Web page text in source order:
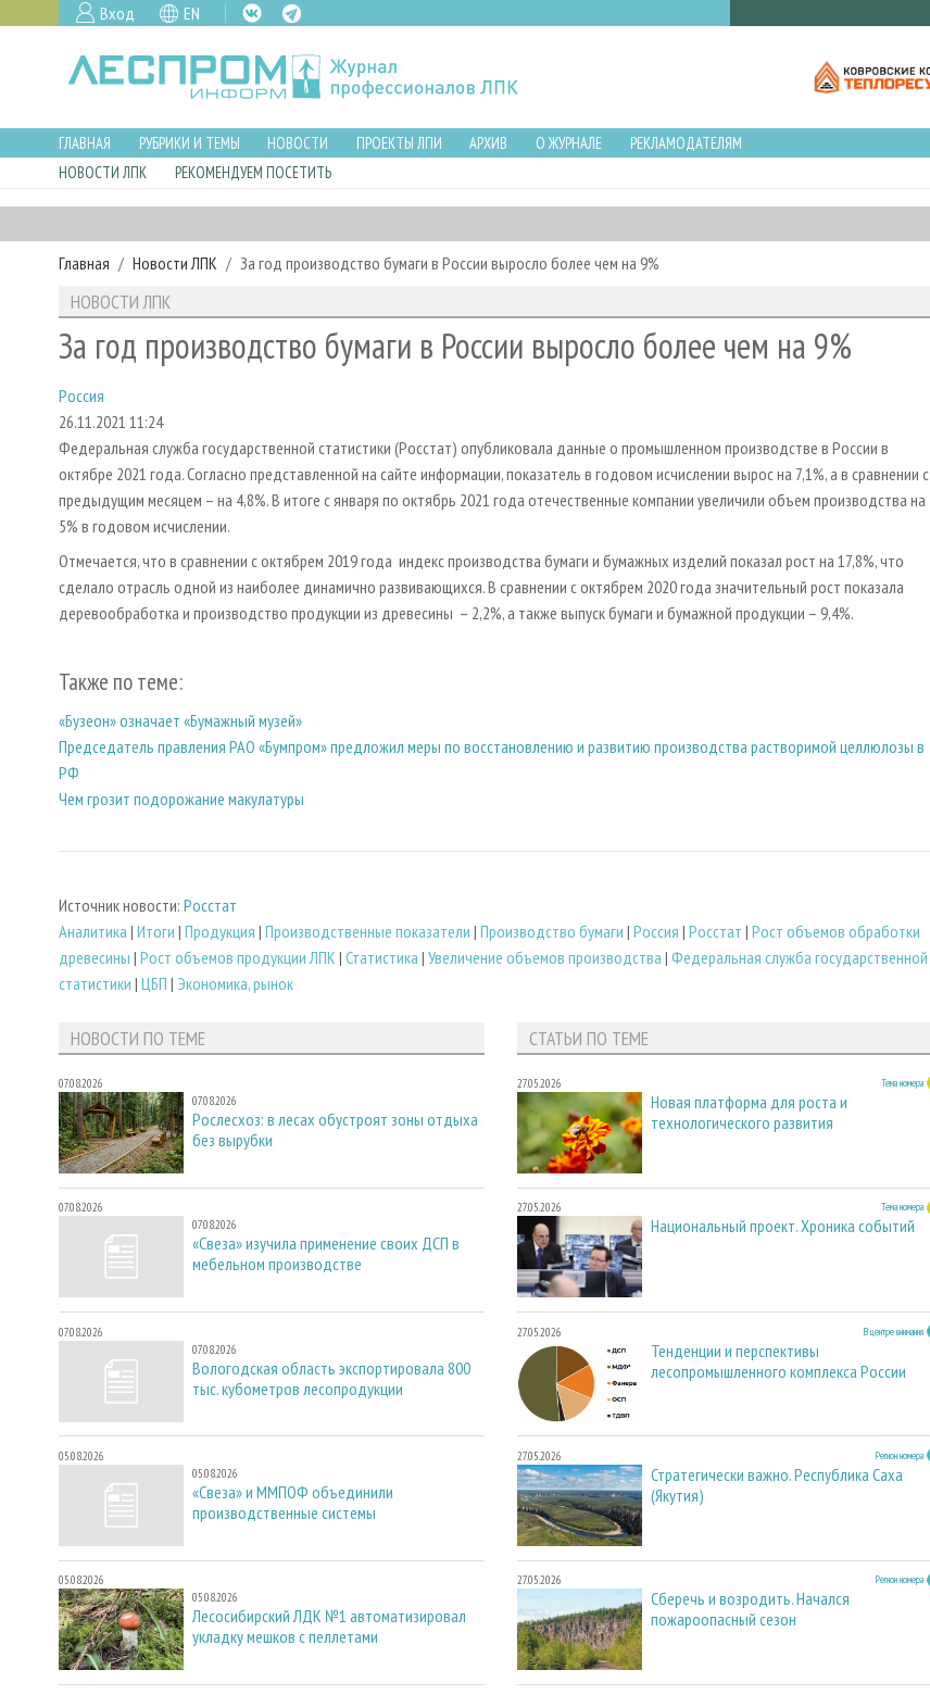
Вход EN
ГЛАВНАЯ РУБРИКИ И ТЕМЫ НОВОСТИ ПРОЕКТЫ ЛПИ АРХИВ О ЖУРНАЛЕ
РЕКЛАМОДАТЕЛЯМ
НОВОСТИ ЛПК
РЕКОМЕНДУЕМ ПОСЕТИТЬ
Главная Новости ЛПК За год производство бумаги в России выросло более чем на 9%
НОВОСТИ ЛПК
За год производство бумаги в России выросло более чем на 9%
Россия
26.11.2021 11:24
Федеральная служба государственной статистики (Росстат) опубликовала данные о промышленном производстве в России в
октябре 2021 года. Согласно представленной на сайте информации, показатель в годовом исчислении вырос на 7,1%, а в сравнении с
предыдущим месяцем – на 4,8%. В итоге с января по октябрь 2021 года отечественные компании увеличили объем производства на
5% в годовом исчислении.
Отмечается, что в сравнении с октябрем 2019 года индекс производства бумаги и бумажных изделий показал рост на 17,8%, что
сделало отрасль одной из наиболее динамично развивающихся. В сравнении с октябрем 2020 года значительный рост показала
деревообработка и производство продукции из древесины – 2,2%, а также выпуск бумаги и бумажной продукции – 9,4%.
Также по теме:
«Бузеон» означает «Бумажный музей»
Председатель правления РАО «Бумпром» предложил меры по восстановлению и развитию производства растворимой целлюлозы в
РФ
Чем грозит подорожание макулатуры
Источник новости: Росстат
Аналитика | Итоги | Продукция | Производственные показатели | Производство бумаги | Россия | Росстат | Рост объемов обработки
древесины | Рост объемов продукции ЛПК | Статистика | Увеличение объемов производства | Федеральная служба государственной
статистики | ЦБП | Экономика, рынок
НОВОСТИ ПО ТЕМЕ
07.08.2026
07.08.2026
Рослесхоз: в лесах обустроят зоны отдыха
без вырубки
07.08.2026
07.08.2026
«Свеза» изучила применение своих ДСП в
мебельном производстве
07.08.2026
07.08.2026
Вологодская область экспортировала 800
тыс. кубометров лесопродукции
05.08.2026
05.08.2026
«Свеза» и ММПОФ объединили
производственные системы
05.08.2026
05.08.2026
Лесосибирский ЛДК №1 автоматизировал
укладку мешков с пеллетами
СТАТЬИ ПО ТЕМЕ
27.05.2026 Тема номера
Новая платформа для роста и
технологического развития
27.05.2026 Тема номера
Национальный проект. Хроника событий
27.05.2026 В центре внимания
Тенденции и перспективы
лесопромышленного комплекса России
27.05.2026 Регион номера
Стратегически важно. Республика Саха
(Якутия)
27.05.2026 Регион номера
Сберечь и возродить. Начался
пожароопасный сезон